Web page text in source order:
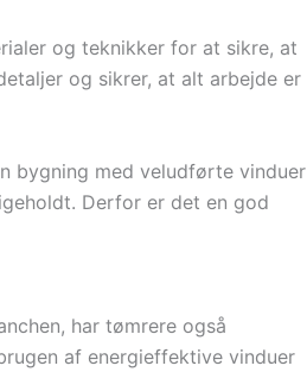
og teknikker for at sikre, at
og sikrer, at alt arbejde er
bygning med veludførte vinduer
Derfor er det en god
har tømrere også
af energieffektive vinduer